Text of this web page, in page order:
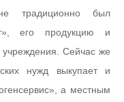
традиционно был
его продукцию и
Сейчас же
нужд выкупает и
а местным